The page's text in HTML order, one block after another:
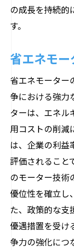
の成長を持続的
す。
省エネモ
省エネモーター
争における強力
ターは、エネル
用コストの削減
は、企業の利益
評価されること
のモーター技術
優位性を確立し
た、政策的な支
優遇措置を受け
争力の強化につ